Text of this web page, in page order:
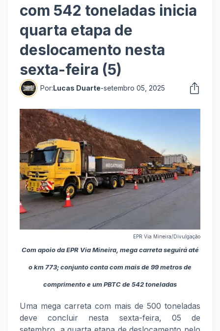
com 542 toneladas inicia
quarta etapa de
deslocamento nesta
sexta-feira (5)
Por:Lucas Duarte-setembro 05, 2025
EPR Via Mineira/Divulgação
Com apoio da EPR Via Mineira, mega carreta seguirá até
o km 773; conjunto conta com mais de 99 metros de
comprimento e um PBTC de 542 toneladas
Uma mega carreta com mais de 500 toneladas
deve concluir nesta sexta-feira, 05 de